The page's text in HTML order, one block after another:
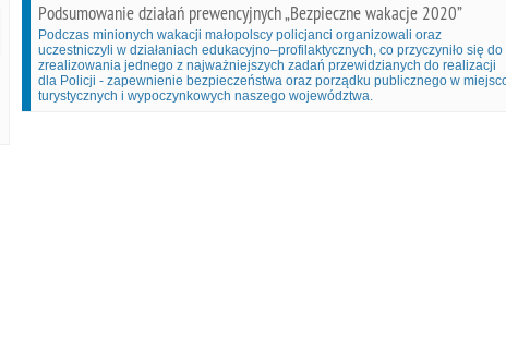
Podsumowanie działań prewencyjnych „Bezpieczne wakacje 2020”
Podczas minionych wakacji małopolscy policjanci organizowali oraz
uczestniczyli w działaniach edukacyjno–profilaktycznych, co przyczyniło się do
zrealizowania jednego z najważniejszych zadań przewidzianych do realizacji
dla Policji - zapewnienie bezpieczeństwa oraz porządku publicznego w
turystycznych i wypoczynkowych naszego województwa.